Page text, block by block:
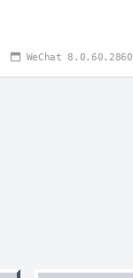
WeChat 8.0.60.2860